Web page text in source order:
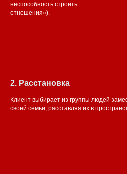
неспособность строить
отношения»).
2. Расстановка
Клиент выбирает из группы людей
своей семьи, расставляя их в